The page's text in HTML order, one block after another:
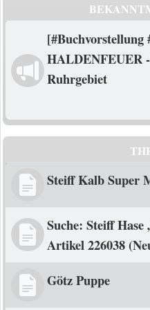
[#Buchvorstellung
HALDENFEUER
Ruhrgebiet
Steiff Kalb Super
Suche: Steiff
Artikel 226038
Götz Puppe